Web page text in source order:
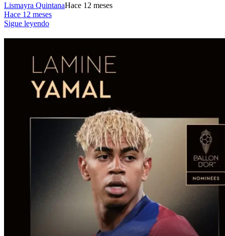
Lismayra QuintanaHace 12 meses
Hace 12 meses
Sigue leyendo